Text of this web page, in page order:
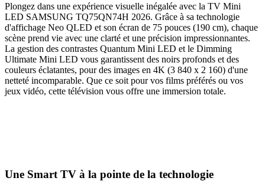
Plongez dans une expérience visuelle inégalée avec la TV Mini
LED SAMSUNG TQ75QN74H 2026. Grâce à sa technologie
d'affichage Neo QLED et son écran de 75 pouces (190 cm), chaque
scène prend vie avec une clarté et une précision impressionnantes.
La gestion des contrastes Quantum Mini LED et le Dimming
Ultimate Mini LED vous garantissent des noirs profonds et des
couleurs éclatantes, pour des images en 4K (3 840 x 2 160) d'une
netteté incomparable. Que ce soit pour vos films préférés ou vos
jeux vidéo, cette télévision vous offre une immersion totale.
Une Smart TV à la pointe de la technologie